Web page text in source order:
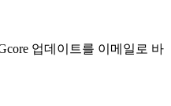
업데이트를 이메일로 바